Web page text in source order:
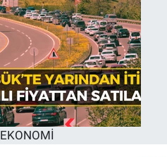
EKONOMİ
Haber Arşivi